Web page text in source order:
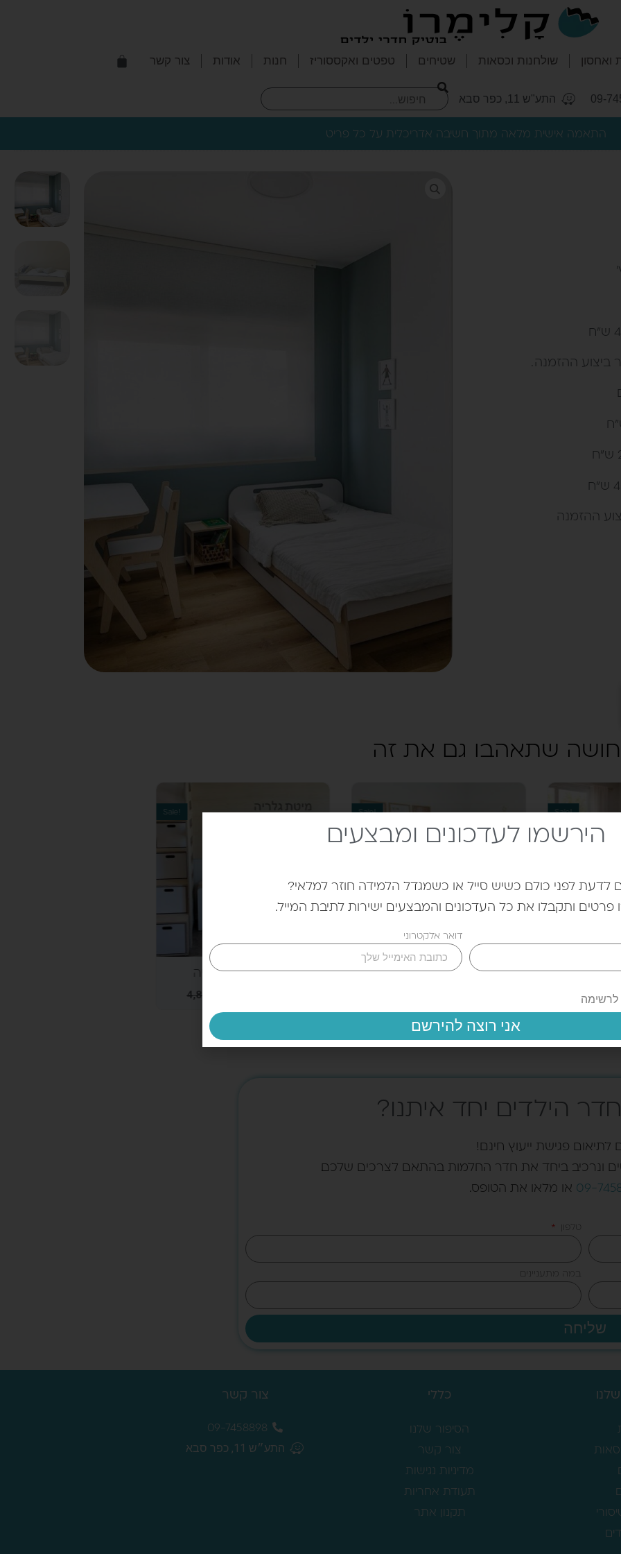
ואחסון שולחנות וכסאות שטיחים טפטים ואקססוריז חנות אודות צור קשר
09- התע"ש 11, כפר סבא
התאמה אישית מלאה מתוך חשיבה אדריכלית על כל פריט
ביצוע ההזמנה .
ההזמנה
שתאהבו גם את זה
Sale!
Sale!
מיטת טינבוקס Tinbox
Sale!
מיטת גלריה NOKA
הילדים יחד איתנו?
פגישת ייעוץ חינם!
ונרכיב ביחד את חדר החלמות בהתאם לצרכים שלכם.
09- או מלאו את הטופס.
במה מתעניינים
שליחה
כללי
הסיפור שלנו
צור קשר
מדיניות נגישות
תעודת אחריות
תקנון אתר
צור קשר
09-7458898
התע״ש 11, כפר סבא
הירשמו לעדכונים ומבצעים
לדעת לפני כולם כשיש סייל או כשמגדל הלמידה חוזר למלאי?
פרטים ותקבלו את כל העדכונים והמבצעים ישירות לתיבת המייל.
דואר אלקטרוני
לרשימה
אני רוצה להירשם